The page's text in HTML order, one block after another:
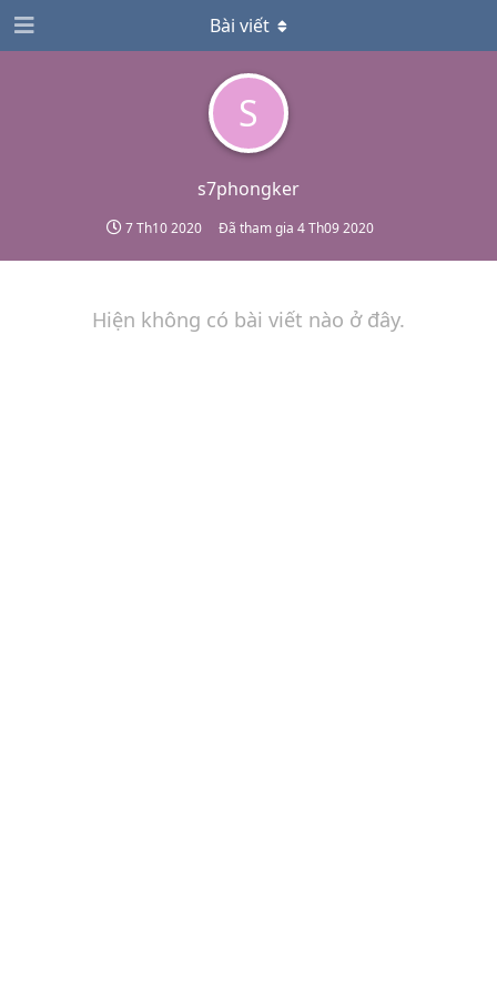
S
s7phongker
7 Th10 2020 Đã tham gia 4 Th09 2020
Bài viết
Hiện không có bài viết nào ở đây.